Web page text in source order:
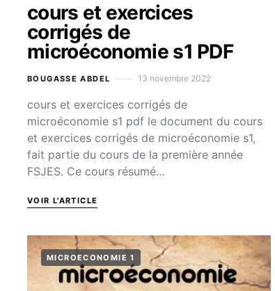
cours et exercices
corrigés de
microéconomie s1 PDF
BOUGASSE ABDEL 13 novembre 2022
cours et exercices corrigés de
microéconomie s1 pdf le document du cours
et exercices corrigés de microéconomie s1,
fait partie du cours de la première année
FSJES. Ce cours résumé…
VOIR L'ARTICLE
MICROECONOMIE 1